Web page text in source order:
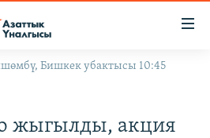
Бишкек убактысы 10:45
жыгылды, акция